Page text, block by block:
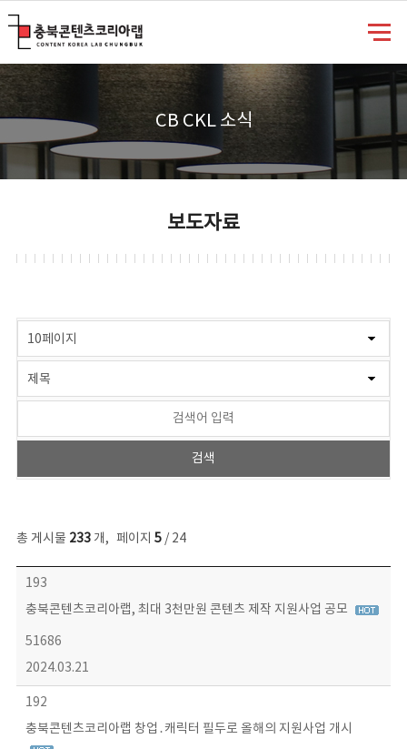
CB CKL 소식
보도자료
총 게시물 233개, 페이지 5/ 24
보도자료 목록 - 번호, 제목, 작성자, 파일, 조회수, 작성일 정보 제공
193
충북콘텐츠코리아랩, 최대 3천만원 콘텐츠 제작 지원사업 공모
51686
2024.03.21
192
충북콘텐츠코리아랩 창업․캐릭터 필두로 올해의 지원사업 개시